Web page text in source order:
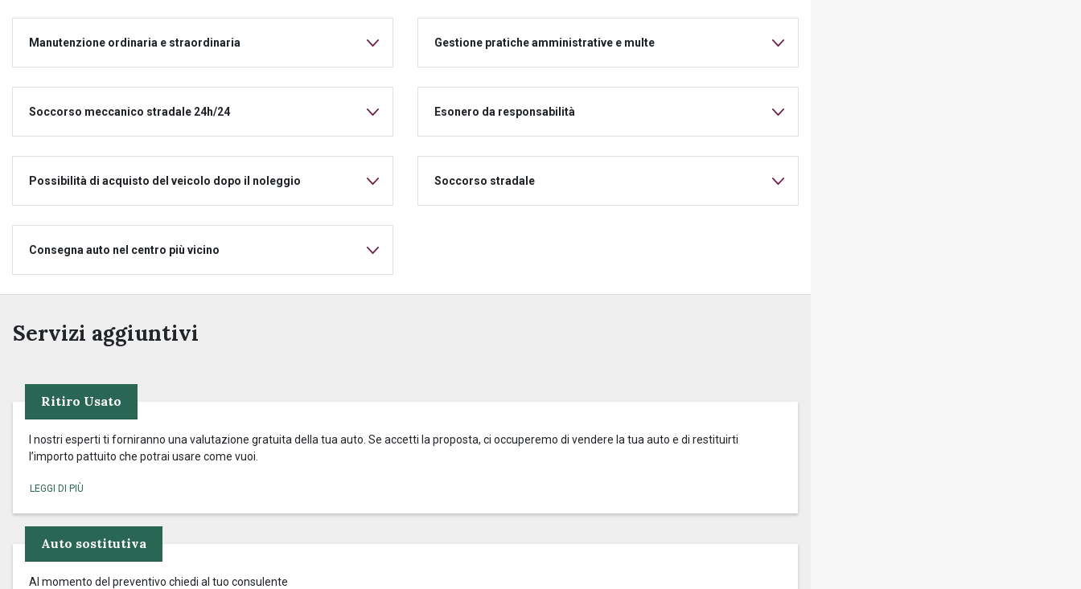
Manutenzione ordinaria e straordinaria Gestione pratiche amministrative e multe
Soccorso meccanico stradale 24h/24 Esonero da responsabilità
Possibilità di acquisto del veicolo dopo il noleggio Soccorso stradale
Consegna auto nel centro più vicino
Servizi aggiuntivi
Ritiro Usato
I nostri esperti ti forniranno una valutazione gratuita della tua auto. Se accetti la proposta, ci occuperemo di vendere la tua auto e di restituirti
l’importo pattuito che potrai usare come vuoi.
Auto sostitutiva
Al momento del preventivo chiedi al tuo consulente